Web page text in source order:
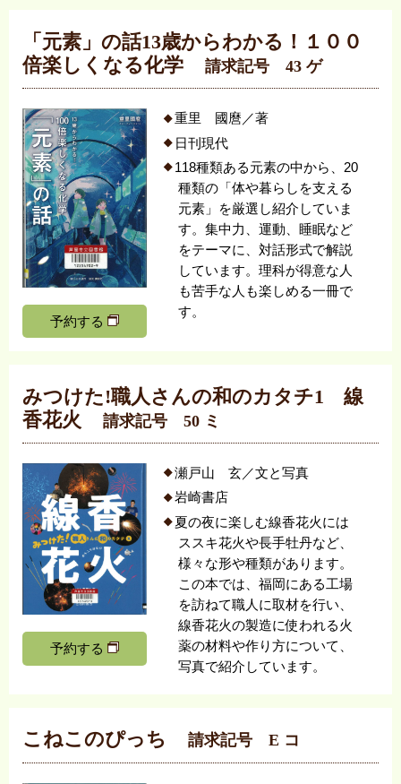
「元素」の話13歳からわかる！１００
倍楽しくなる化学
請求記号 43 ゲ
予約する
重里 國麿／著
日刊現代
118種類ある元素の中から、20
種類の「体や暮らしを支える
元素」を厳選し紹介していま
す。集中力、運動、睡眠など
をテーマに、対話形式で解説
しています。理科が得意な人
も苦手な人も楽しめる一冊で
す。
みつけた!職人さんの和のカタチ1 線
香花火
請求記号 50 ミ
予約する
瀬戸山 玄／文と写真
岩崎書店
夏の夜に楽しむ線香花火には
ススキ花火や長手牡丹など、
様々な形や種類があります。
この本では、福岡にある工場
を訪ねて職人に取材を行い、
線香花火の製造に使われる火
薬の材料や作り方について、
写真で紹介しています。
こねこのぴっち 請求記号 E コ